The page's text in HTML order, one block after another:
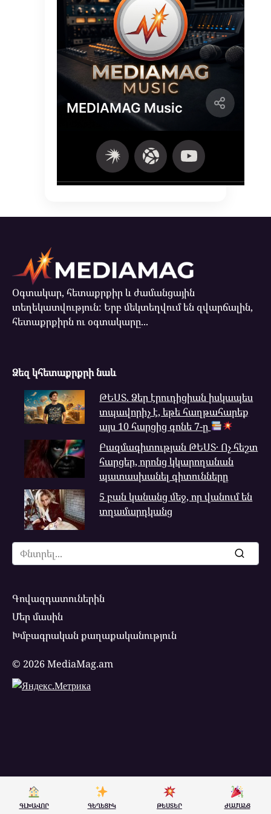
Օգտակար, հետաքրքիր և ժամանցային
տեղեկատվություն: Երբ մեկտեղվում են զվարճալին,
հետաքրքիրն ու օգտակարը...
Ձեզ կհետաքրքրի նաև
ԹԵՍՏ. Ձեր էրուդիցիան իսկապես
տպավորիչ է, եթե հաղթահարեք
այս 10 հարցից գոնե 7-ը
Բազմագիտության ԹԵՍՏ․ Ոչ հեշտ
հարցեր, որոնց կկարողանան
պատասխանել գիտունները
5 բան կանանց մեջ, որ վանում են
տղամարդկանց
Search
for:
Գովազդատուներին
Մեր մասին
Խմբագրական քաղաքականություն
© 2026 MediaMag.am
ԳԼԽԱՎՈՐ ԳԵՂԵՑԻԿ ԹԵՍՏԵՐ ԺԱՄԱՆՑ